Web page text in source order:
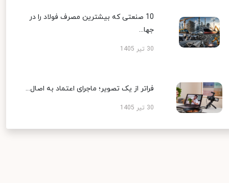
10 صنعتی که بیشترین مصرف فولاد را در
جها...
30 تیر 1405
فراتر از یک تصویر؛ ماجرای اعتماد به اصال...
30 تیر 1405